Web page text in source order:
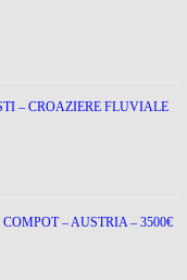
– CROAZIERE FLUVIALE
– AUSTRIA – 3500€